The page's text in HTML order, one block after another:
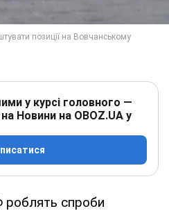
у курсі головного —
Новини на OBOZ.UA у
роблять спроби